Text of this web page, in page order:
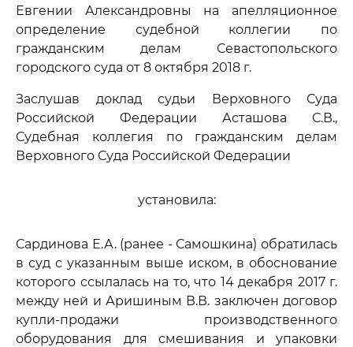
Евгении Александровны на апелляционное
определение судебной коллегии по
гражданским делам Севастопольского
городского суда от 8 октября 2018 г.
Заслушав доклад судьи Верховного Суда
Российской Федерации Асташова С.В.,
Судебная коллегия по гражданским делам
Верховного Суда Российской Федерации
установила:
Сардинова Е.А. (ранее - Самошкина) обратилась
в суд с указанным выше иском, в обоснование
которого ссылалась на то, что 14 декабря 2017 г.
между ней и Аришиным В.В. заключен договор
купли-продажи производственного
оборудования для смешивания и упаковки